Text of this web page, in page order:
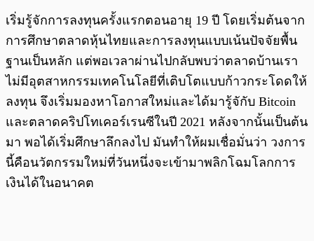
เริ่มรู้จักการลงทุนครั้งแรกตอนอายุ 19 ปี โดยเริ่มต้นจาก
การศึกษาตลาดหุ้นไทยและการลงทุนแบบเน้นปัจจัยพื้น
ฐานเป็นหลัก แต่พอเวลาผ่านไปกลับพบว่าตลาดบ้านเรา
ไม่มีอุตสาหกรรมเทคโนโลยีที่เติบโตแบบก้าวกระโดดให้
ลงทุน จึงเริ่มมองหาโอกาสใหม่และได้มารู้จักับ Bitcoin
และตลาดคริปโทเคอร์เรนซีในปี 2021 หลังจากนั้นเป็นต้น
มา พอได้เริ่มศึกษาลึกลงไป มันทำให้ผมเชื่อมั่นว่า วงการ
นี้คือนวัตกรรมใหม่ที่วันหนึ่งจะเข้ามาพลิกโฉมโลกการ
เงินได้ในอนาคต